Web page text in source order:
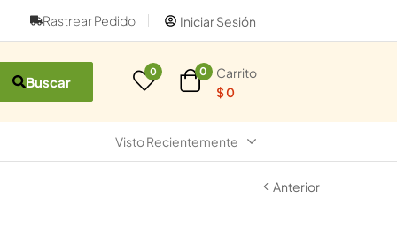
Rastrear Pedido Iniciar Sesión
Buscar
0 0
Carrito
$0
Visto Recientemente
Anterior